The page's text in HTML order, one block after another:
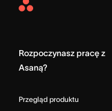
Asana
Rozpoczynasz pracę z
Asaną?
Przegląd produktu